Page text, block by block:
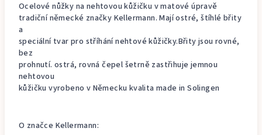
Ocelové nůžky na nehtovou kůžičku v matové úpravě
tradiční německé značky Kellermann. Mají ostré, štíhlé břity
a
speciální tvar pro stříhání nehtové kůžičky.Břity jsou rovné,
bez
prohnutí. ostrá, rovná čepel šetrně zastřihuje jemnou
nehtovou
kůžičku vyrobeno v Německu kvalita made in Solingen
O značce Kellermann: